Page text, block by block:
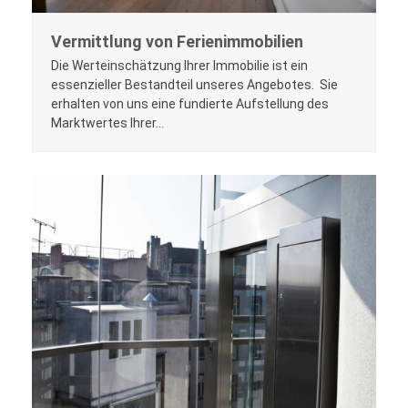
Vermittlung von Ferienimmobilien
Die Werteinschätzung Ihrer Immobilie ist ein
essenzieller Bestandteil unseres Angebotes. Sie
erhalten von uns eine fundierte Aufstellung des
Marktwertes Ihrer…